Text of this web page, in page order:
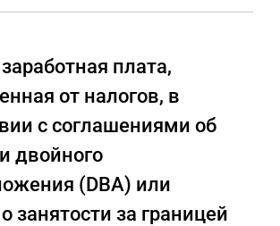
плата,
от налогов, в
с соглашениями об
двойного
(DBA) или
занятости за границей